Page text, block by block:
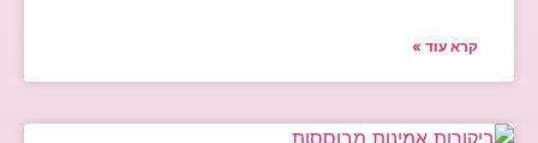
קרא עוד »